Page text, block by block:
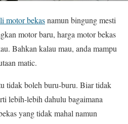
motor bekasnamun bingung mesti
motor baru, harga motor bekas
Bahkan kalau mau, anda mampu
matic.
tidak boleh buru-buru. Biar tidak
lebih-lebih dahulu bagaimana
yang tidak mahal namun